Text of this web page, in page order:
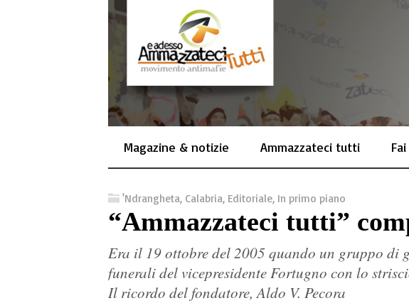
Magazine & notizie Ammazzateci tutti
'Ndrangheta, Calabria, Editoriale, In primo piano
“Ammazzateci tutti”
Era il 19 ottobre del 2005 quando un gruppo di
funerali del vicepresidente Fortugno con lo
Il ricordo del fondatore, Aldo V. Pecora